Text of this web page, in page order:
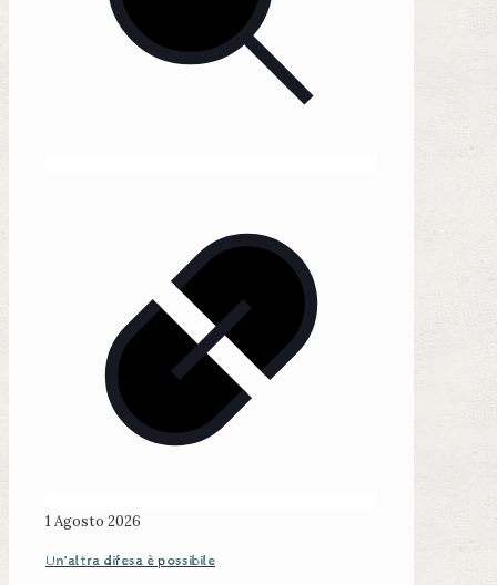
1 Agosto 2026
Un’altra difesa è possibile